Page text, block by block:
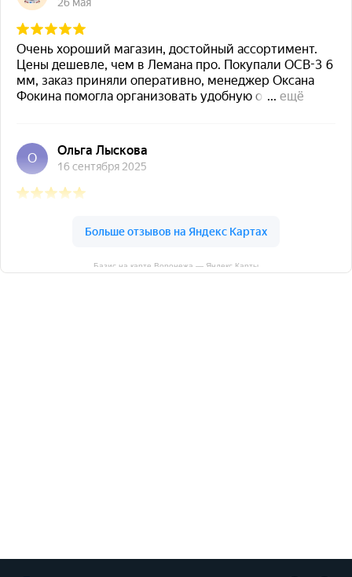
Базис на карте Воронежа — Яндекс Карты